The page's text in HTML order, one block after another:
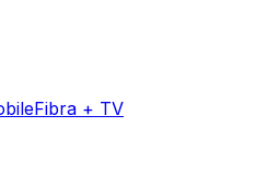
Fibra + TV